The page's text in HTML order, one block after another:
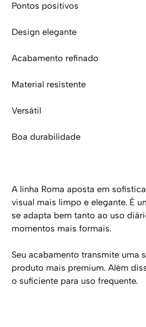
Pontos positivos
Design elegante
Acabamento refinado
Material resistente
Versátil
Boa durabilidade
A linha Roma aposta em
visual mais limpo e elegante. É
se adapta bem tanto ao uso
momentos mais formais.
Seu acabamento transmite uma
produto mais premium. Além
o suficiente para uso frequente.